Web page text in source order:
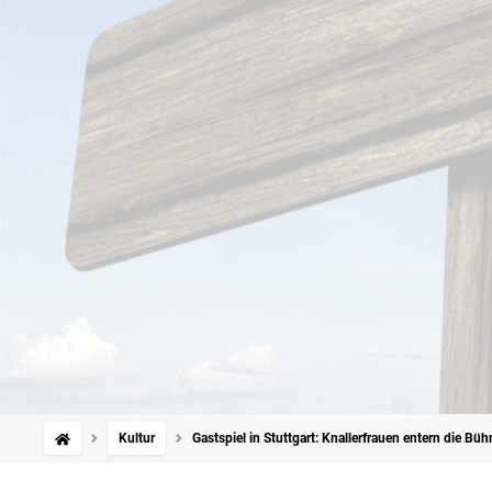
Kultur Gastspiel in Stuttgart: Knallerfrauen entern die